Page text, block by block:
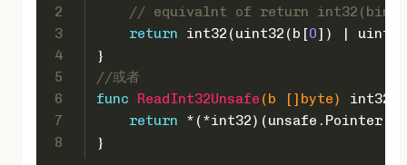
2
3
4
5
6
7
8
// equivalnt of return
return
int32 (uint32 (b[0]) | uint32
}
//或者
func
ReadInt32Unsafe (b [] byte) int32
return *(*int32
}